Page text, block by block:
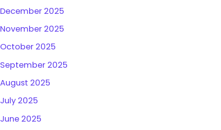
December 2025
November 2025
October 2025
September 2025
August 2025
July 2025
June 2025